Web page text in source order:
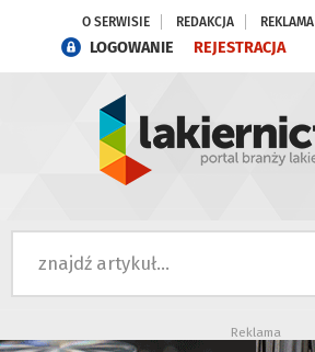
O SERWISIE REDAKCJA REKLAMA
LOGOWANIE REJESTRACJA
Reklama